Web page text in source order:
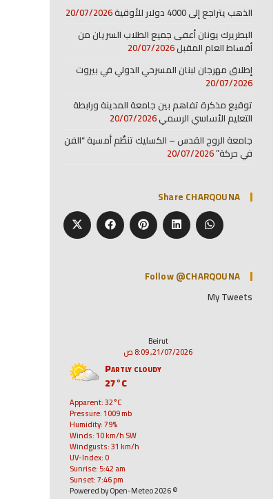
الذهب يتراجع إلى 4000 دولار للأوقية
20/07/2026
البطريرك يونان أعفى جميع الطلاب السريان من
أقساط العام المقبل20/07/2026
إطلاق مهرجان لبنان المسرحي الدولي في بيروت
20/07/2026
توقيع مذكرة تفاهم بين جامعة المدينة ورابطة
التعليم الأساسي الرسمي20/07/2026
جامعة الروح القدس – الكسليك تنظّم أمسية “الفن
في حركة”20/07/2026
Share CHARQOUNA
Follow @CHARQOUNA
My Tweets
Beirut
21/07/2026, 8:09 ص
Partly cloudy
27°C
Apparent: 32°C
Pressure: 1009 mb
Humidity: 79%
Winds: 10 km/h SW
Windgusts: 31 km/h
UV-Index: 0
Sunrise: 5:42 am
Sunset: 7:46 pm
© 2026 Powered by Open-Meteo